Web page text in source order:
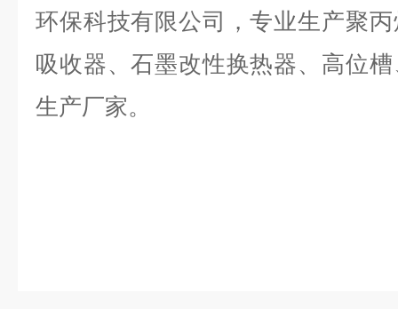
环保科技有限公司，专业生产聚
吸收器、石墨改性换热器、高位
生产厂家。